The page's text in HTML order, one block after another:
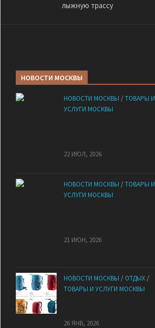
лыжную трассу
НОВОСТИ МОСКВЫ
НОВОСТИ МОСКВЫ /ТОВАРЫ И
УСЛУГИ МОСКВЫ
22 ИЮЛ, 2026
НОВОСТИ МОСКВЫ /ТОВАРЫ И
УСЛУГИ МОСКВЫ
21 ИЮН, 2026
НОВОСТИ МОСКВЫ / ОТДЫХ /
ТОВАРЫ И УСЛУГИ МОСКВЫ
26 ЯНВ, 2026